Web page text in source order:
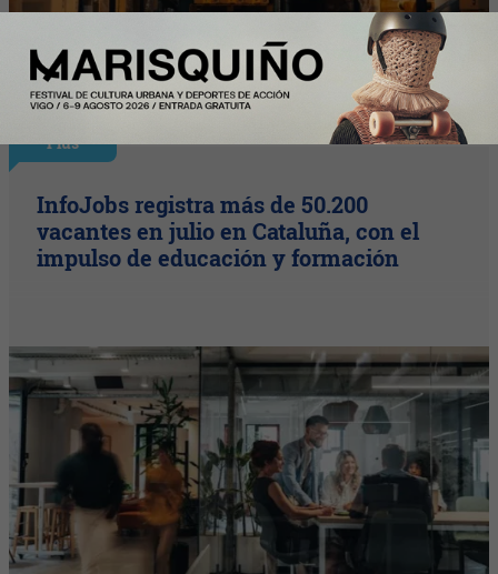
Plus
InfoJobs registra más de 50.200
vacantes en julio en Cataluña, con el
impulso de educación y formación